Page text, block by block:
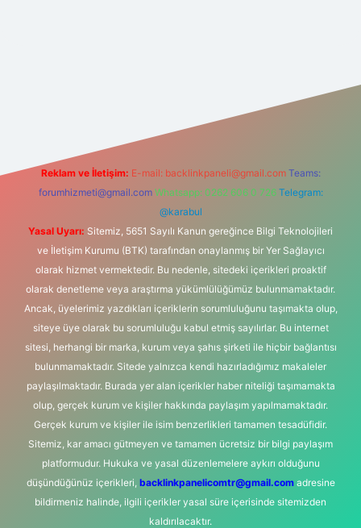
Reklam ve İletişim: E-mail: backlinkpaneli@gmail.com Teams:
forumhizmeti@gmail.com Whatsapp: 0262 606 0 726 Telegram:
@karabul
Yasal Uyarı: Sitemiz, 5651 Sayılı Kanun gereğince Bilgi Teknolojileri
ve İletişim Kurumu (BTK) tarafından onaylanmış bir Yer Sağlayıcı
olarak hizmet vermektedir. Bu nedenle, sitedeki içerikleri proaktif
olarak denetleme veya araştırma yükümlülüğümüz bulunmamaktadır.
Ancak, üyelerimiz yazdıkları içeriklerin sorumluluğunu taşımakta olup,
siteye üye olarak bu sorumluluğu kabul etmiş sayılırlar. Bu internet
sitesi, herhangi bir marka, kurum veya şahıs şirketi ile hiçbir bağlantısı
bulunmamaktadır. Sitede yalnızca kendi hazırladığımız makaleler
paylaşılmaktadır. Burada yer alan içerikler haber niteliği taşımamakta
olup, gerçek kurum ve kişiler hakkında paylaşım yapılmamaktadır.
Gerçek kurum ve kişiler ile isim benzerlikleri tamamen tesadüfidir.
Sitemiz, kar amacı gütmeyen ve tamamen ücretsiz bir bilgi paylaşım
platformudur. Hukuka ve yasal düzenlemelere aykırı olduğunu
düşündüğünüz içerikleri, backlinkpanelicomtr@gmail.comadresine
bildirmeniz halinde, ilgili içerikler yasal süre içerisinde sitemizden
kaldırılacaktır.